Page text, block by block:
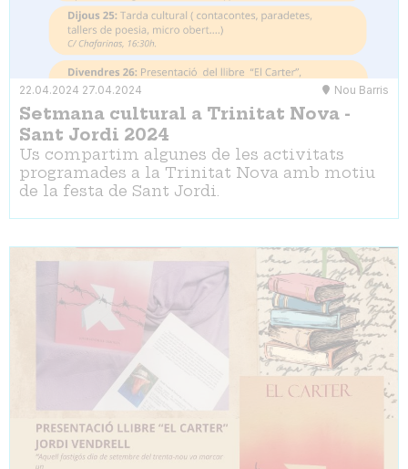
22.04.2024 27.04.2024 Nou Barris
Setmana cultural a Trinitat Nova -
Sant Jordi 2024
Us compartim algunes de les activitats
programades a la Trinitat Nova amb motiu
de la festa de Sant Jordi.